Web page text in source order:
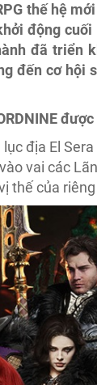
thế hệ
động
đã triển
đến cơ hội
địa El
vai các
thế của